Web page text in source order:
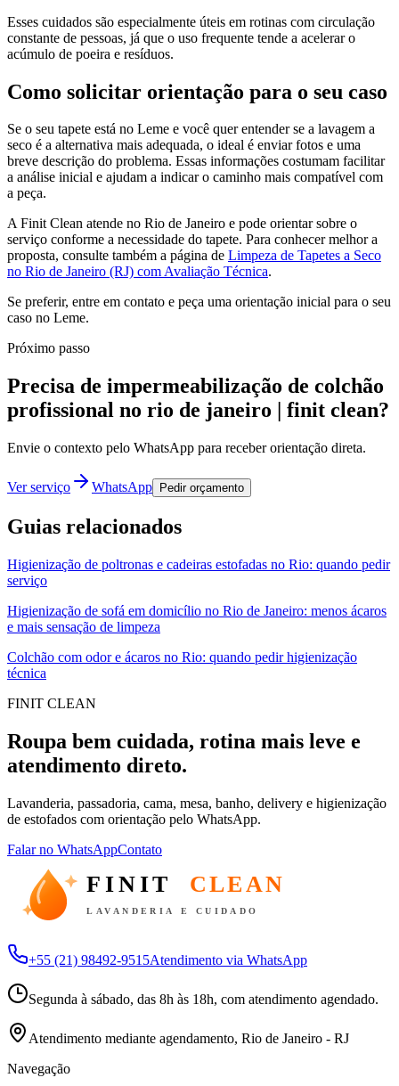
Esses cuidados são especialmente úteis em rotinas com circulação
constante de pessoas, já que o uso frequente tende a acelerar o
acúmulo de poeira e resíduos.
Como solicitar orientação para o seu caso
Se o seu tapete está no Leme e você quer entender se a lavagem a
seco é a alternativa mais adequada, o ideal é enviar fotos e uma
breve descrição do problema. Essas informações costumam facilitar
a análise inicial e ajudam a indicar o caminho mais compatível com
a peça.
A Finit Clean atende no Rio de Janeiro e pode orientar sobre o
serviço conforme a necessidade do tapete. Para conhecer melhor a
proposta, consulte também a página de Limpeza de Tapetes a Seco
no Rio de Janeiro (RJ) com Avaliação Técnica.
Se preferir, entre em contato e peça uma orientação inicial para o seu
caso no Leme.
Próximo passo
Precisa de impermeabilização de colchão
profissional no rio de janeiro | finit clean?
Envie o contexto pelo WhatsApp para receber orientação direta.
Ver serviço WhatsApp Pedir orçamento
Guias relacionados
Higienização de poltronas e cadeiras estofadas no Rio: quando pedir
serviço
Higienização de sofá em domicílio no Rio de Janeiro: menos ácaros
e mais sensação de limpeza
Colchão com odor e ácaros no Rio: quando pedir higienização
técnica
FINIT CLEAN
Roupa bem cuidada, rotina mais leve e
atendimento direto.
Lavanderia, passadoria, cama, mesa, banho, delivery e higienização
de estofados com orientação pelo WhatsApp.
Falar no WhatsAppContato
FINIT CLEAN
LAVANDERIA E CUIDADO
+55 (21) 98492-9515Atendimento via WhatsApp
Segunda à sábado, das 8h às 18h, com atendimento agendado.
Atendimento mediante agendamento, Rio de Janeiro - RJ
Navegação